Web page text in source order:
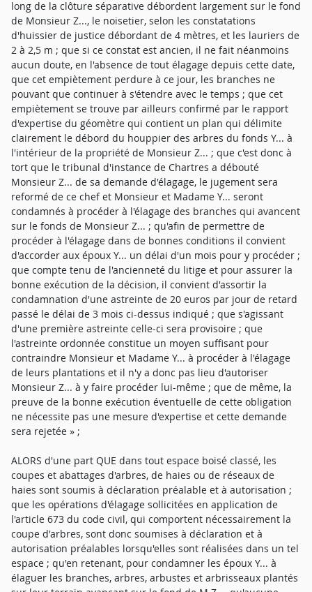
long de la clôture séparative débordent largement sur le fond
de Monsieur Z..., le noisetier, selon les constatations
d'huissier de justice débordant de 4 mètres, et les lauriers de
2 à 2,5 m ; que si ce constat est ancien, il ne fait néanmoins
aucun doute, en l'absence de tout élagage depuis cette date,
que cet empiètement perdure à ce jour, les branches ne
pouvant que continuer à s'étendre avec le temps ; que cet
empiètement se trouve par ailleurs confirmé par le rapport
d'expertise du géomètre qui contient un plan qui délimite
clairement le débord du houppier des arbres du fonds Y... à
l'intérieur de la propriété de Monsieur Z... ; que c'est donc à
tort que le tribunal d'instance de Chartres a débouté
Monsieur Z... de sa demande d'élagage, le jugement sera
reformé de ce chef et Monsieur et Madame Y... seront
condamnés à procéder à l'élagage des branches qui avancent
sur le fonds de Monsieur Z... ; qu'afin de permettre de
procéder à l'élagage dans de bonnes conditions il convient
d'accorder aux époux Y... un délai d'un mois pour y procéder ;
que compte tenu de l'ancienneté du litige et pour assurer la
bonne exécution de la décision, il convient d'assortir la
condamnation d'une astreinte de 20 euros par jour de retard
passé le délai de 3 mois ci-dessus indiqué ; que s'agissant
d'une première astreinte celle-ci sera provisoire ; que
l'astreinte ordonnée constitue un moyen suffisant pour
contraindre Monsieur et Madame Y... à procéder à l'élagage
de leurs plantations et il n'y a donc pas lieu d'autoriser
Monsieur Z... à y faire procéder lui-même ; que de même, la
preuve de la bonne exécution éventuelle de cette obligation
ne nécessite pas une mesure d'expertise et cette demande
sera rejetée » ;
ALORS d'une part QUE dans tout espace boisé classé, les
coupes et abattages d'arbres, de haies ou de réseaux de
haies sont soumis à déclaration préalable et à autorisation ;
que les opérations d'élagage sollicitées en application de
l'article 673 du code civil, qui comportent nécessairement la
coupe d'arbres, sont donc soumises à déclaration et à
autorisation préalables lorsqu'elles sont réalisées dans un tel
espace ; qu'en retenant, pour condamner les époux Y... à
élaguer les branches, arbres, arbustes et arbrisseaux plantés